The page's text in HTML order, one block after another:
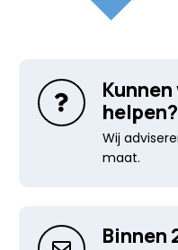
helpen?
Wij
maat.
Binnen